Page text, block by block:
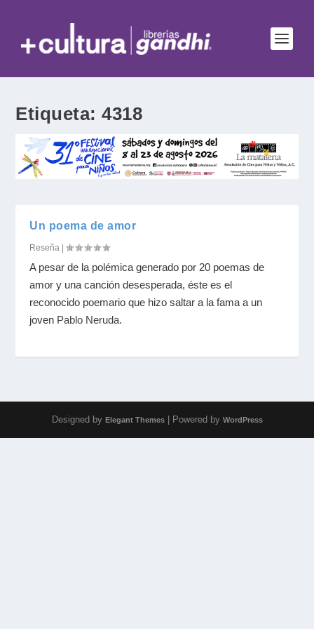
Etiqueta:4318
Un poema de amor
Reseña |
A pesar de la polémica generado por 20 poemas de
amor y una canción desesperada, éste es el
reconocido poemario que hizo saltar a la fama a un
joven Pablo Neruda.
Designed by Elegant Themes| Powered by WordPress